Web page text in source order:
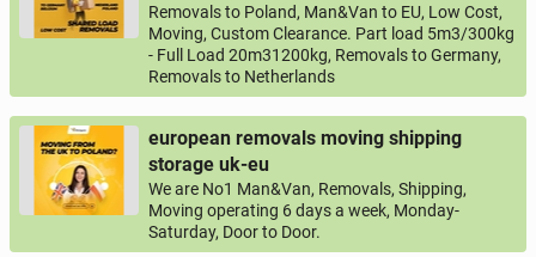
Removals to Poland, Man&Van to EU, Low Cost,
Moving, Custom Clearance. Part load 5m3/300kg
- Full Load 20m31200kg, Removals to Germany,
Removals to Netherlands
european removals moving shipping
storage uk-eu
We are No1 Man&Van, Removals, Shipping,
Moving operating 6 days a week, Monday-
Saturday, Door to Door.